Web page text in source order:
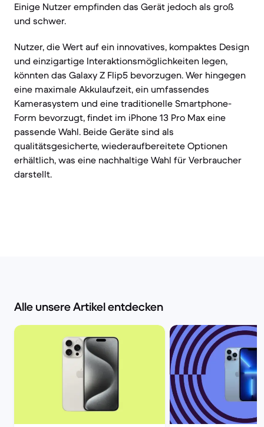
Einige Nutzer empfinden das Gerät jedoch als groß
und schwer.
Nutzer, die Wert auf ein innovatives, kompaktes Design
und einzigartige Interaktionsmöglichkeiten legen,
könnten das Galaxy Z Flip5 bevorzugen. Wer hingegen
eine maximale Akkulaufzeit, ein umfassendes
Kamerasystem und eine traditionelle Smartphone-
Form bevorzugt, findet im iPhone 13 Pro Max eine
passende Wahl. Beide Geräte sind als
qualitätsgesicherte, wiederaufbereitete Optionen
erhältlich, was eine nachhaltige Wahl für Verbraucher
darstellt.
Alle unsere Artikel entdecken